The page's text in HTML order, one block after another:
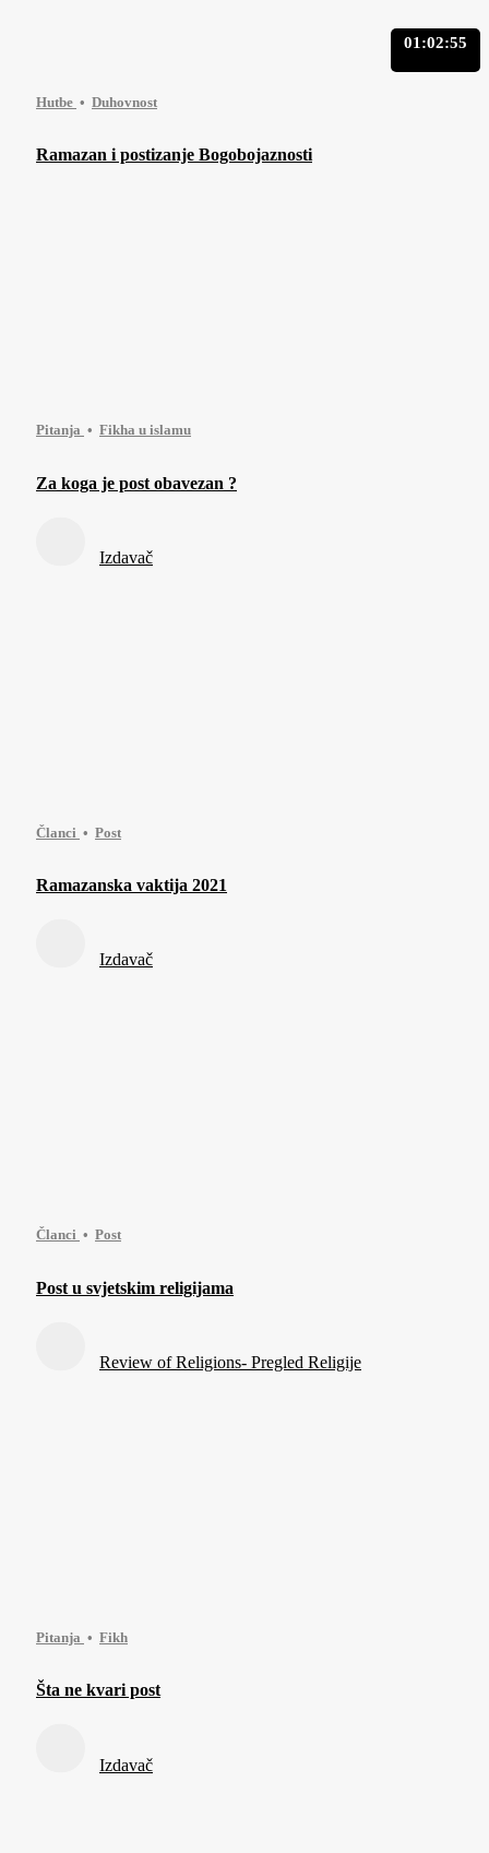
01:02:55
Hutbe Duhovnost
Ramazan i postizanje Bogobojaznosti
Pitanja Fikha u islamu
Za koga je post obavezan ?
Izdavač
Članci Post
Ramazanska vaktija 2021
Izdavač
Članci Post
Post u svjetskim religijama
Review of Religions- Pregled Religije
Pitanja Fikh
Šta ne kvari post
Izdavač